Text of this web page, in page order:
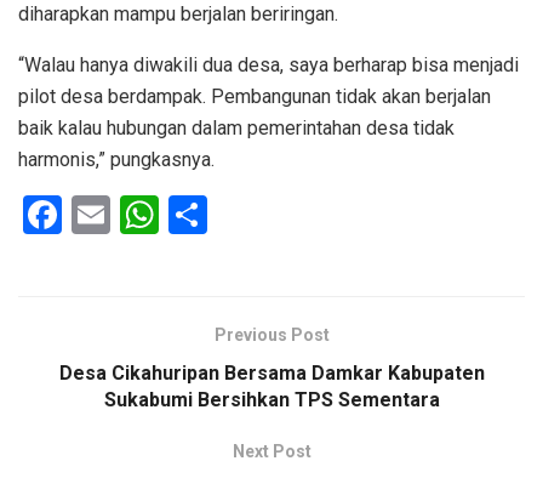
diharapkan mampu berjalan beriringan.
“Walau hanya diwakili dua desa, saya berharap bisa menjadi
pilot desa berdampak. Pembangunan tidak akan berjalan
baik kalau hubungan dalam pemerintahan desa tidak
harmonis,” pungkasnya.
F
o
E
W
A
p
ePrevious Post
Desa Cikahuripan Bersama Damkar Kabupaten
Sukabumi Bersihkan TPS Sementara
Next Post